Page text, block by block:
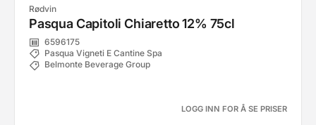
Rødvin
Pasqua Capitoli Chiaretto 12% 75cl
6596175
Pasqua Vigneti E Cantine Spa
Belmonte Beverage Group
LOGG INN FOR Å SE PRISER